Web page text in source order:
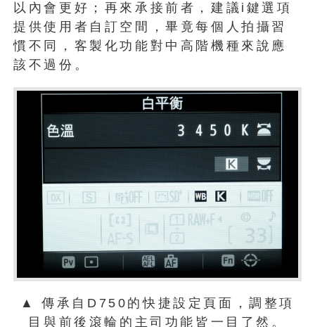
以內會更好；再來承接前者，建議i鍵選項
提供使用者自訂空間，畢竟每個人拍攝習
慣不同，客製化功能對中高階機種來說應
該不過份。
▲ 傳承自D750的快捷設定頁面，調整項
目與前後滾輪的主司功能皆一目了然。